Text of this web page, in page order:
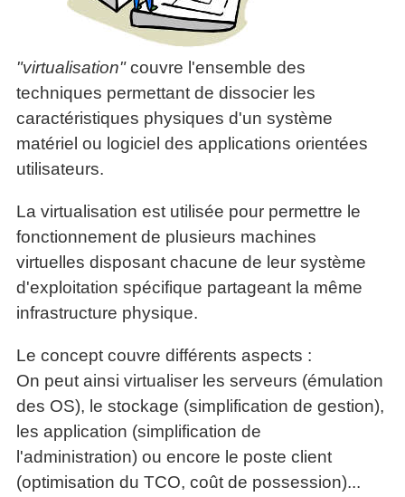
L'Innovation
La
Méthode
SOCRIDE
Tous
les
Innover
Décider
au
quotidien
processus
Décision
La
Décision
en
équipe
le
La
Gouvernance
du
SI
technologies
SI
Tous
les
»»»
mieux
temps ?
Comment
devenir
un
manager
stratège ?
devenir
un
bon
décideur ?
Manager
l'entraide ?
▶
Tous
articles
Efficacité
»»»
données
Big
Formation
BI
Les
Outils
▶
Tous
articles
Analyse
de
Données
Entreprendre
»»»
Former
▶
Formation
Gratuite
Management
Formation
tableau
bord
BI
Formation
Management
de
Formation
Entrepreneuriat
les
articles
Management
"virtualisation"couvre l'ensemble des
techniques permettant de dissocier les
caractéristiques physiques d'un système
matériel ou logiciel des applications orientées
utilisateurs.
La virtualisation est utilisée pour permettre le
fonctionnement de plusieurs machines
virtuelles disposant chacune de leur système
d'exploitation spécifique partageant la même
infrastructure physique.
Le concept couvre différents aspects :
On peut ainsi virtualiser les serveurs (émulation
des OS), le stockage (simplification de gestion),
les application (simplification de
l'administration) ou encore le poste client
(optimisation du TCO, coût de possession)...